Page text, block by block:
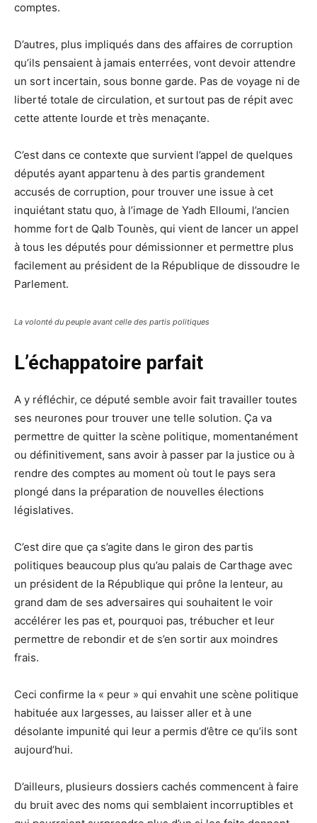
comptes.
D’autres, plus impliqués dans des affaires de corruption
qu’ils pensaient à jamais enterrées, vont devoir attendre
un sort incertain, sous bonne garde. Pas de voyage ni de
liberté totale de circulation, et surtout pas de répit avec
cette attente lourde et très menaçante.
C’est dans ce contexte que survient l’appel de quelques
députés ayant appartenu à des partis grandement
accusés de corruption, pour trouver une issue à cet
inquiétant statu quo, à l’image de Yadh Elloumi, l’ancien
homme fort de Qalb Tounès, qui vient de lancer un appel
à tous les députés pour démissionner et permettre plus
facilement au président de la République de dissoudre le
Parlement.
La volonté du peuple avant celle des partis politiques
L’échappatoire parfait
A y réfléchir, ce député semble avoir fait travailler toutes
ses neurones pour trouver une telle solution. Ça va
permettre de quitter la scène politique, momentanément
ou définitivement, sans avoir à passer par la justice ou à
rendre des comptes au moment où tout le pays sera
plongé dans la préparation de nouvelles élections
législatives.
C’est dire que ça s’agite dans le giron des partis
politiques beaucoup plus qu’au palais de Carthage avec
un président de la République qui prône la lenteur, au
grand dam de ses adversaires qui souhaitent le voir
accélérer les pas et, pourquoi pas, trébucher et leur
permettre de rebondir et de s’en sortir aux moindres
frais.
Ceci confirme la « peur » qui envahit une scène politique
habituée aux largesses, au laisser aller et à une
désolante impunité qui leur a permis d’être ce qu’ils sont
aujourd’hui.
D’ailleurs, plusieurs dossiers cachés commencent à faire
du bruit avec des noms qui semblaient incorruptibles et